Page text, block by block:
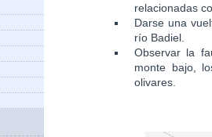
relacionadas
Darse una
río Badiel.
Observar la
monte bajo,
olivares.